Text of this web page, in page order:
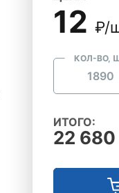
12 ₽/
КОЛ-ВО,
ИТОГО:
22 680